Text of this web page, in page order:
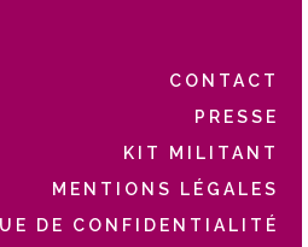
CONTACT
PRESSE
KIT MILITANT
MENTIONS LÉGALES
DE CONFIDENTIALITÉ